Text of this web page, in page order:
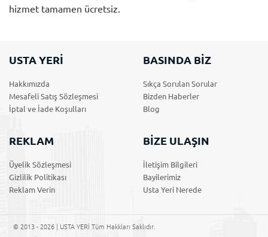
hizmet tamamen ücretsiz.
USTA YERİ
Hakkımızda
Mesafeli Satış Sözleşmesi
İptal ve İade Koşulları
BASINDA BİZ
Sıkça Sorulan Sorular
Bizden Haberler
Blog
REKLAM
Üyelik Sözleşmesi
Gizlilik Politikası
Reklam Verin
BİZE ULAŞIN
İletişim Bilgileri
Bayilerimiz
Usta Yeri Nerede
© 2013 - 2026 | USTA YERİ Tüm Hakkları Saklıdır.